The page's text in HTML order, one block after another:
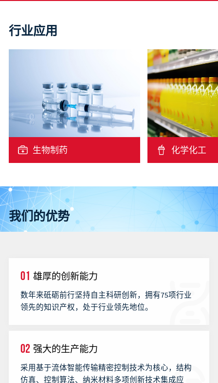
行业应用
生物制药 化学化工
我们的优势
01 雄厚的创新能力
数年来砥砺前行坚持自主科研创新，拥有75项行业
领先的知识产权，处于行业领先地位。
02 强大的生产能力
采用基于流体智能传输精密控制技术为核心，结构
仿真、控制算法、纳米材料多项创新技术集成应